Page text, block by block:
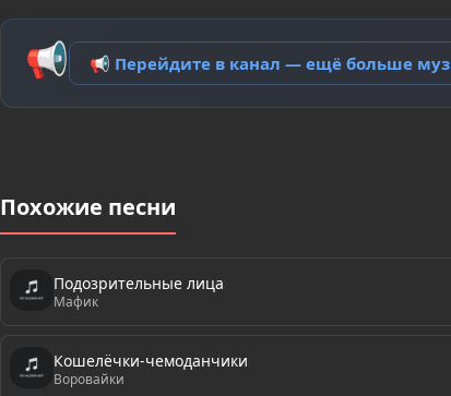
📢 📢 Перейдите в канал — ещё больше
Похожие песни
Подозрительные лица
Мафик
Кошелёчки-чемоданчики
Воровайки